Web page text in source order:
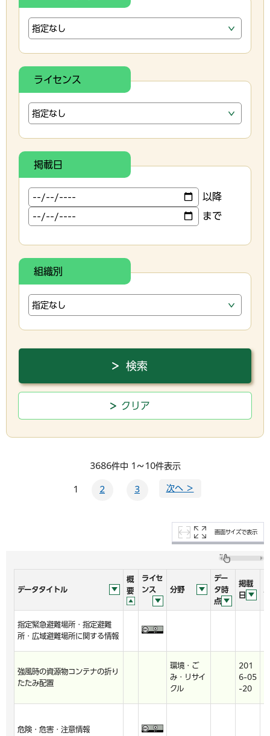
ライセンス
掲載日
以降
まで
組織別
3686件中 1～10件表示
1 2 3 次へ ＞
画面サイズで表示
データタイトル
概
要
ライセ
ンス
分野
デー
タ時
点
掲載
日
指定緊急避難場所・指定避難
所・広域避難場所に関する情報
強風時の資源物コンテナの折り
たたみ配置
環境・ご
み・リサイ
クル
201
6-05
-20
危険・危害・注意情報